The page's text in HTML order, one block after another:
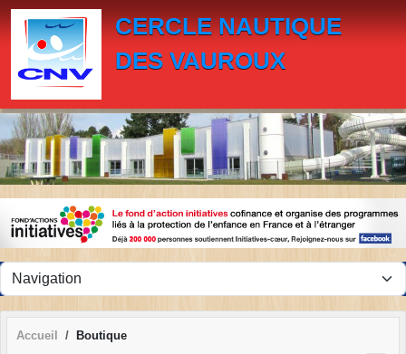
CERCLE NAUTIQUE
DES VAUROUX
Accueil Boutique
Panneau de gestion des cookies